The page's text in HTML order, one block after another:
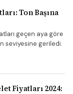
Ton Başına
geçen aya göre
seviyesine geriledi.
Fiyatları 2024: